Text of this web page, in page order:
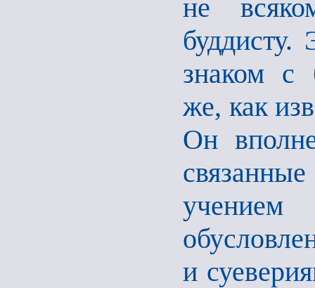
не
буддисту.
знаком с
же, как
Он
и